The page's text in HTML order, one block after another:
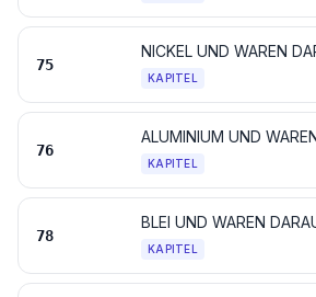
75
NICKEL UND WAREN
KAPITEL
76
ALUMINIUM UND
KAPITEL
78
BLEI UND WAREN
KAPITEL